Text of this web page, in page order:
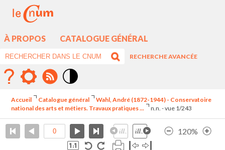
À PROPOS CATALOGUE GÉNÉRAL
RECHERCHE AVANCÉE
élévé
Accueil Catalogue général
Wahl, André (1872-1944) - Conservatoire
national des arts et métiers. Travaux pratiques ...
n.n. - vue 1/243
120%